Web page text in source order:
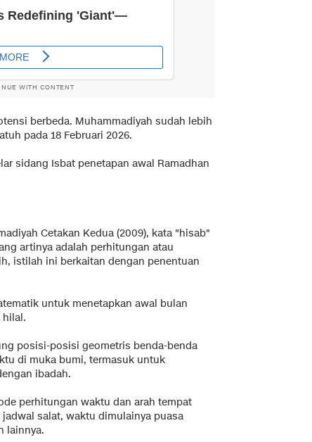
WITH CONTENT
berbeda. Muhammadiyah sudah lebih
pada 18 Februari 2026.
sidang Isbat penetapan awal Ramadhan
Cetakan Kedua (2009), kata "hisab"
artinya adalah perhitungan atau
istilah ini berkaitan dengan penentuan
untuk menetapkan awal bulan
hilal.
posisi-posisi geometris benda-benda
di muka bumi, termasuk untuk
ibadah.
perhitungan waktu dan arah tempat
salat, waktu dimulainya puasa
lainnya.